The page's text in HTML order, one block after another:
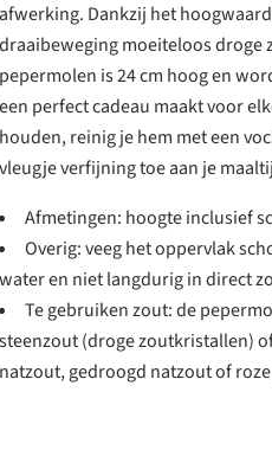
afwerking. Dankzij het
draaibeweging moeiteloos droge
pepermolen is 24 cm hoog en
een perfect cadeau maakt voor
houden, reinig je hem met een
vleugje verfijning toe aan je
Afmetingen: hoogte inclusief
Overig: veeg het oppervlak
water en niet langdurig in direct
Te gebruiken zout: de
steenzout (droge zoutkristallen)
natzout, gedroogd natzout of